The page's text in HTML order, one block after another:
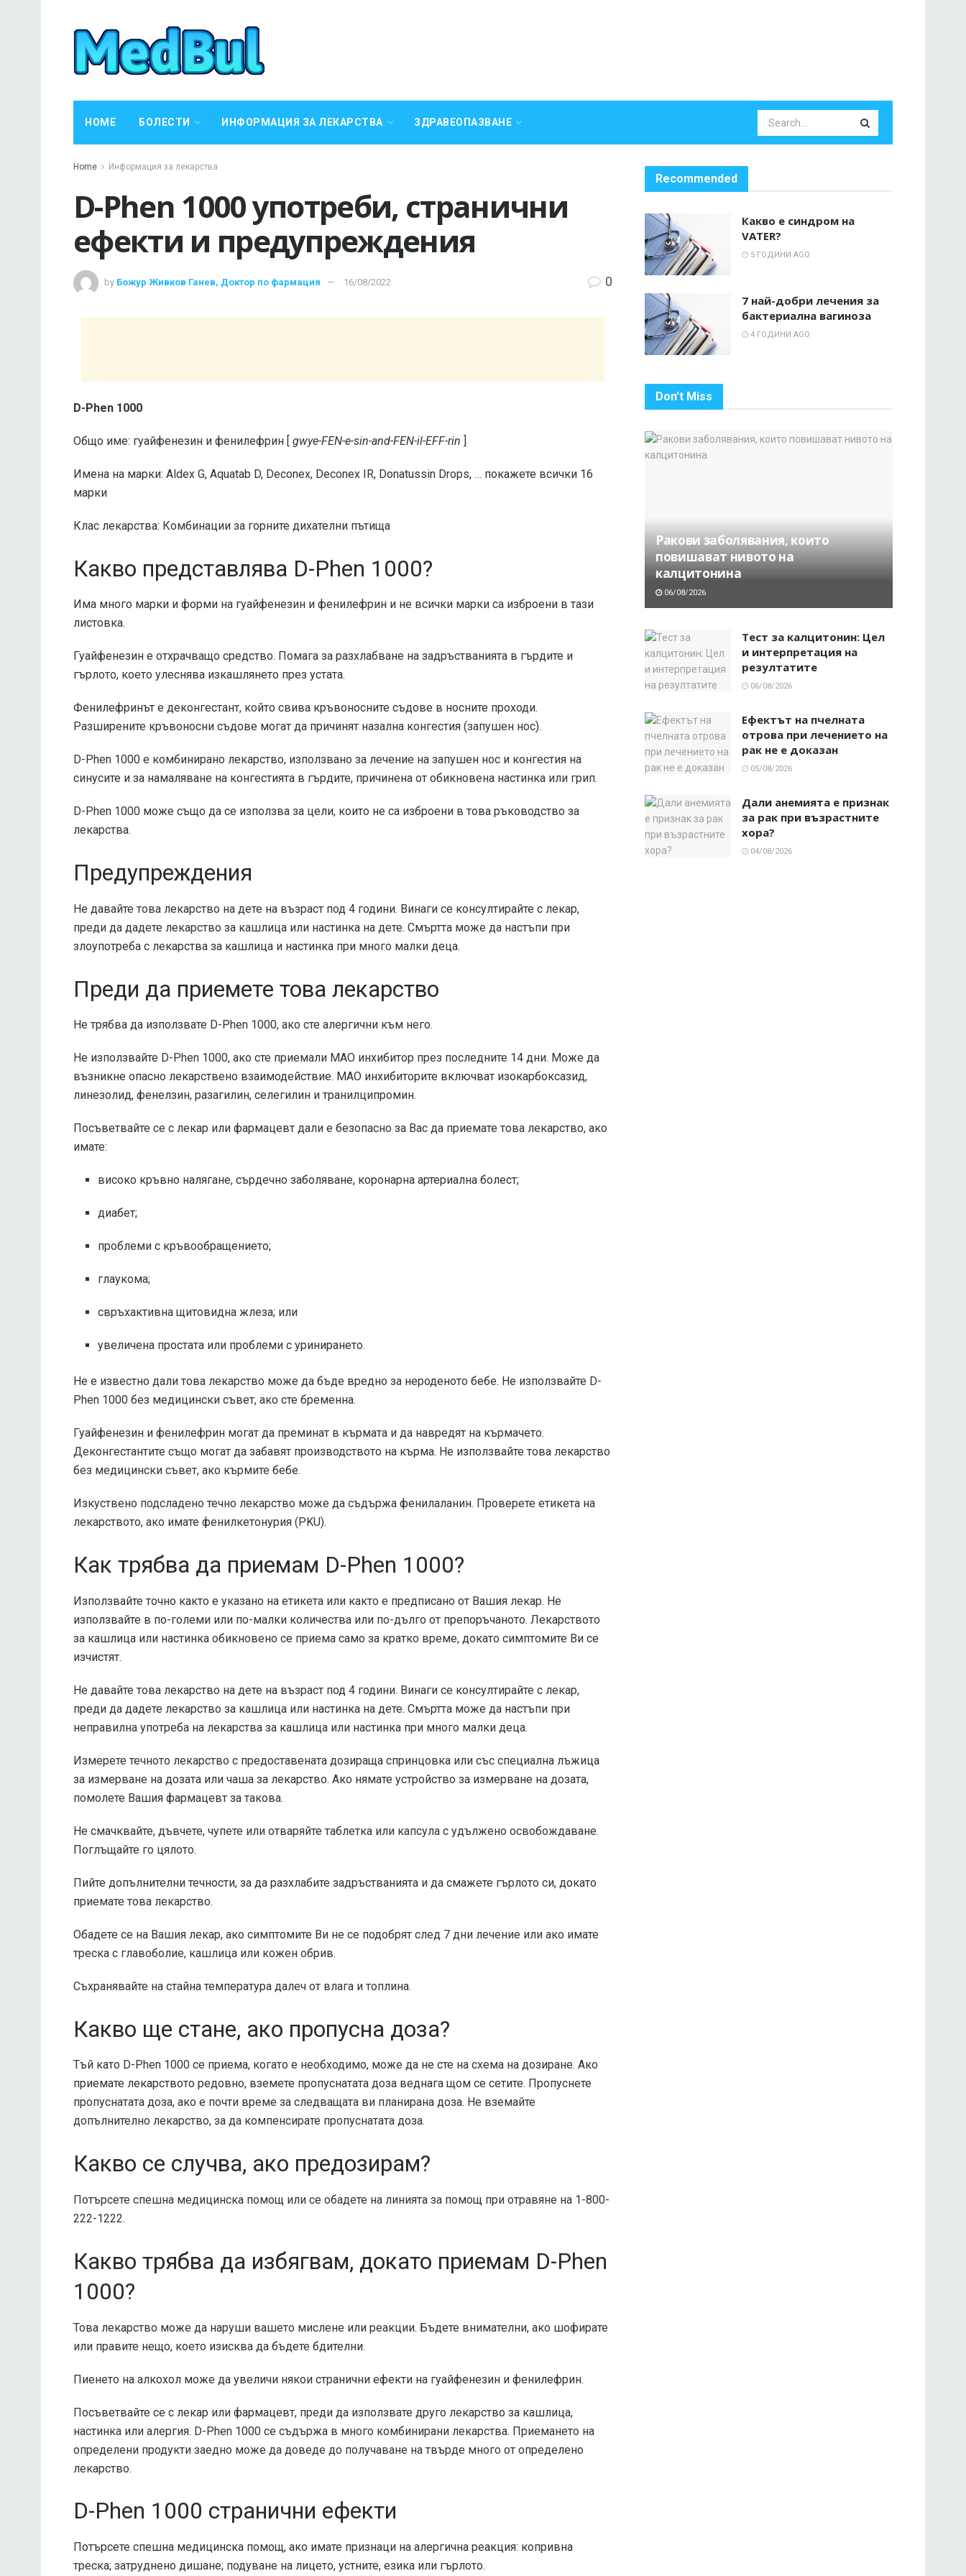
HOME БОЛЕСТИ ИНФОРМАЦИЯ ЗА ЛЕКАРСТВА ЗДРАВЕОПАЗВАНЕ
Home Информация за лекарства
D-Phen 1000 употреби, странични
ефекти и предупреждения
by Божур Живков Ганев, Доктор по фармация 16/08/2022 0
D-Phen 1000
Общо име: гуайфенезин и фенилефрин [ gwye-FEN-e-sin-and-FEN-il-EFF-rin ]
Имена на марки: Aldex G, Aquatab D, Deconex, Deconex IR, Donatussin Drops, … покажете всички 16
марки
Клас лекарства: Комбинации за горните дихателни пътища
Какво представлява D-Phen 1000?
Има много марки и форми на гуайфенезин и фенилефрин и не всички марки са изброени в тази
листовка.
Гуайфенезин е отхрачващо средство. Помага за разхлабване на задръстванията в гърдите и
гърлото, което улеснява изкашлянето през устата.
Фенилефринът е деконгестант, който свива кръвоносните съдове в носните проходи.
Разширените кръвоносни съдове могат да причинят назална конгестия (запушен нос).
D-Phen 1000 е комбинирано лекарство, използвано за лечение на запушен нос и конгестия на
синусите и за намаляване на конгестията в гърдите, причинена от обикновена настинка или грип.
D-Phen 1000 може също да се използва за цели, които не са изброени в това ръководство за
лекарства.
Предупреждения
Не давайте това лекарство на дете на възраст под 4 години. Винаги се консултирайте с лекар,
преди да дадете лекарство за кашлица или настинка на дете. Смъртта може да настъпи при
злоупотреба с лекарства за кашлица и настинка при много малки деца.
Преди да приемете това лекарство
Не трябва да използвате D-Phen 1000, ако сте алергични към него.
Не използвайте D-Phen 1000, ако сте приемали МАО инхибитор през последните 14 дни. Може да
възникне опасно лекарствено взаимодействие. МАО инхибиторите включват изокарбоксазид,
линезолид, фенелзин, разагилин, селегилин и транилципромин.
Посъветвайте се с лекар или фармацевт дали е безопасно за Вас да приемате това лекарство, ако
имате:
високо кръвно налягане, сърдечно заболяване, коронарна артериална болест;
диабет;
проблеми с кръвообращението;
глаукома;
свръхактивна щитовидна жлеза; или
увеличена простата или проблеми с уринирането.
Не е известно дали това лекарство може да бъде вредно за нероденото бебе. Не използвайте D-
Phen 1000 без медицински съвет, ако сте бременна.
Гуайфенезин и фенилефрин могат да преминат в кърмата и да навредят на кърмачето.
Деконгестантите също могат да забавят производството на кърма. Не използвайте това лекарство
без медицински съвет, ако кърмите бебе.
Изкуствено подсладено течно лекарство може да съдържа фенилаланин. Проверете етикета на
лекарството, ако имате фенилкетонурия (PKU).
Как трябва да приемам D-Phen 1000?
Използвайте точно както е указано на етикета или както е предписано от Вашия лекар. Не
използвайте в по-големи или по-малки количества или по-дълго от препоръчаното. Лекарството
за кашлица или настинка обикновено се приема само за кратко време, докато симптомите Ви се
изчистят.
Не давайте това лекарство на дете на възраст под 4 години. Винаги се консултирайте с лекар,
преди да дадете лекарство за кашлица или настинка на дете. Смъртта може да настъпи при
неправилна употреба на лекарства за кашлица или настинка при много малки деца.
Измерете течното лекарство с предоставената дозираща спринцовка или със специална лъжица
за измерване на дозата или чаша за лекарство. Ако нямате устройство за измерване на дозата,
помолете Вашия фармацевт за такова.
Не смачквайте, дъвчете, чупете или отваряйте таблетка или капсула с удължено освобождаване.
Поглъщайте го цялото.
Пийте допълнителни течности, за да разхлабите задръстванията и да смажете гърлото си, докато
приемате това лекарство.
Обадете се на Вашия лекар, ако симптомите Ви не се подобрят след 7 дни лечение или ако имате
треска с главоболие, кашлица или кожен обрив.
Съхранявайте на стайна температура далеч от влага и топлина.
Какво ще стане, ако пропусна доза?
Тъй като D-Phen 1000 се приема, когато е необходимо, може да не сте на схема на дозиране. Ако
приемате лекарството редовно, вземете пропуснатата доза веднага щом се сетите. Пропуснете
пропуснатата доза, ако е почти време за следващата ви планирана доза. Не вземайте
допълнително лекарство, за да компенсирате пропуснатата доза.
Какво се случва, ако предозирам?
Потърсете спешна медицинска помощ или се обадете на линията за помощ при отравяне на 1-800-
222-1222.
Какво трябва да избягвам, докато приемам D-Phen
1000?
Това лекарство може да наруши вашето мислене или реакции. Бъдете внимателни, ако шофирате
или правите нещо, което изисква да бъдете бдителни.
Пиенето на алкохол може да увеличи някои странични ефекти на гуайфенезин и фенилефрин.
Посъветвайте се с лекар или фармацевт, преди да използвате друго лекарство за кашлица,
настинка или алергия. D-Phen 1000 се съдържа в много комбинирани лекарства. Приемането на
определени продукти заедно може да доведе до получаване на твърде много от определено
лекарство.
D-Phen 1000 странични ефекти
Потърсете спешна медицинска помощ, ако имате признаци на алергична реакция: копривна
треска; затруднено дишане; подуване на лицето, устните, езика или гърлото.
Recommended
Какво е синдром на
VATER?
5 ГОДИНИ AGO
7 най-добри лечения за
бактериална вагиноза
4 ГОДИНИ AGO
Don't Miss
Ракови заболявания, които
повишават нивото на
калцитонина
06/08/2026
Тест за калцитонин: Цел
и интерпретация на
резултатите
06/08/2026
Ефектът на пчелната
отрова при лечението на
рак не е доказан
05/08/2026
Дали анемията е признак
за рак при възрастните
хора?
04/08/2026